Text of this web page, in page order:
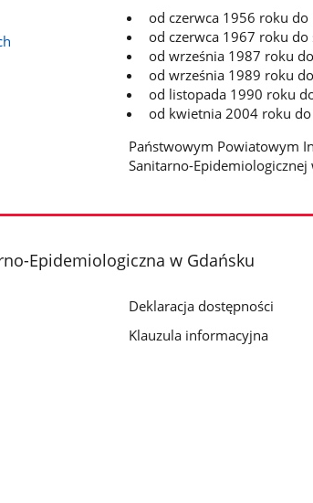
od czerwca 1956 roku do
od czerwca 1967 roku
od września 1987 roku
od września 1989 roku
od listopada 1990 roku
od kwietnia 2004 roku
Państwowym Powiatowym
Sanitarno-
Epidemiologiczna w Gdańsku
Deklaracja dostępności
Klauzula informacyjna